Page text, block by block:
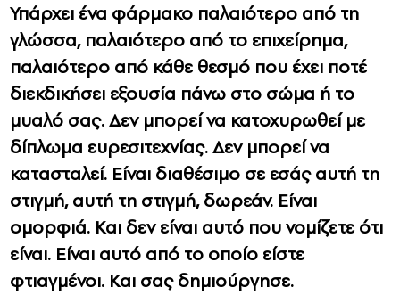
Υπάρχει ένα φάρμακο παλαιότερο από τη
γλώσσα, παλαιότερο από το επιχείρημα,
παλαιότερο από κάθε θεσμό που έχει ποτέ
διεκδικήσει εξουσία πάνω στο σώμα ή το
μυαλό σας. Δεν μπορεί να κατοχυρωθεί με
δίπλωμα ευρεσιτεχνίας. Δεν μπορεί να
κατασταλεί. Είναι διαθέσιμο σε εσάς αυτή τη
στιγμή, αυτή τη στιγμή, δωρεάν. Είναι
ομορφιά. Και δεν είναι αυτό που νομίζετε ότι
είναι. Είναι αυτό από το οποίο είστε
φτιαγμένοι. Και σας δημιούργησε.